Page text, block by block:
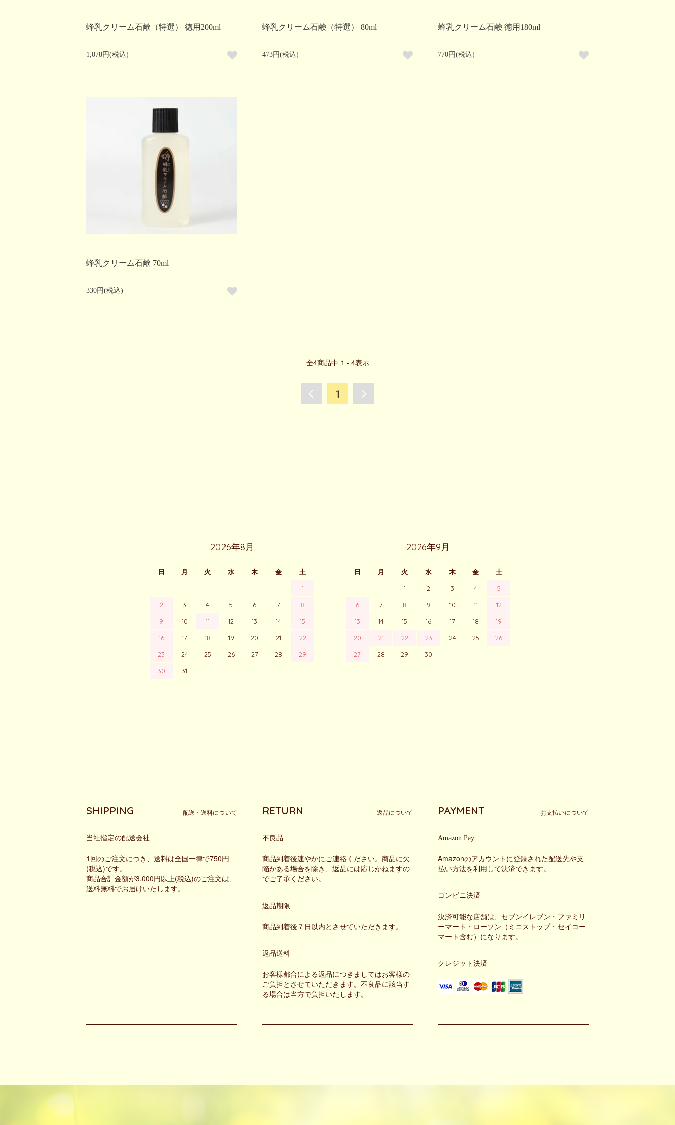
蜂乳クリーム石鹸（特選） 徳用200ml
1,078円(税込)
蜂乳クリーム石鹸（特選） 80ml
473円(税込)
蜂乳クリーム石鹸 徳用180ml
770円(税込)
蜂乳クリーム石鹸 70ml
330円(税込)
全4商品中 1 - 4表示
1
2026年8月
日 月 火 水 木 金 土
1
2 3 4 5 6 7 8
9 10 11 12 13 14 15
16 17 18 19 20 21 22
23 24 25 26 27 28 29
30 31
2026年9月
日 月 火 水 木 金 土
1 2 3 4 5
6 7 8 9 10 11 12
13 14 15 16 17 18 19
20 21 22 23 24 25 26
27 28 29 30
SHIPPING 配送・送料について
当社指定の配送会社
1回のご注文につき、送料は全国一律で750円
(税込)です。
商品合計金額が3,000円以上(税込)のご注文は、
送料無料でお届けいたします。
RETURN 返品について
不良品
商品到着後速やかにご連絡ください。商品に欠
陥がある場合を除き、返品には応じかねますの
でご了承ください。
返品期限
商品到着後７日以内とさせていただきます。
返品送料
お客様都合による返品につきましてはお客様の
ご負担とさせていただきます。不良品に該当す
る場合は当方で負担いたします。
PAYMENT お支払いについて
Amazon Pay
Amazonのアカウントに登録された配送先や支
払い方法を利用して決済できます。
コンビニ決済
決済可能な店舗は、セブンイレブン・ファミリ
ーマート・ローソン（ミニストップ・セイコー
マート含む）になります。
クレジット決済